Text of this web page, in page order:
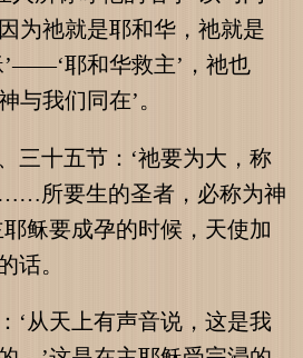
为祂就是耶和华，祂就是
’——‘耶和华救主’，祂也
与我们同在’。
三十五节：‘祂要为大，称
所要生的圣者，必称为神
稣要成孕的时候，天使加
话。
‘从天上有声音说，这是我